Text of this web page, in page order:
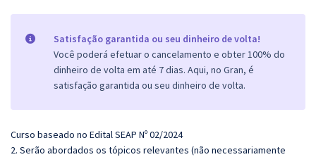
Satisfação garantida ou seu dinheiro de volta!
Você poderá efetuar o cancelamento e obter 100% do
dinheiro de volta em até 7 dias. Aqui, no Gran, é
satisfação garantida ou seu dinheiro de volta.
Curso baseado no Edital SEAP Nº 02/2024
2. Serão abordados os tópicos relevantes (não necessariamente